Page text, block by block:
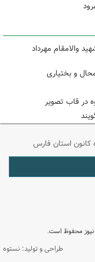
والامقام مهرداد
و بختیاری
در قاب تصویر
کانون استان فارس
نیوز محفوظ است.
طراحی و تولید: نستوه